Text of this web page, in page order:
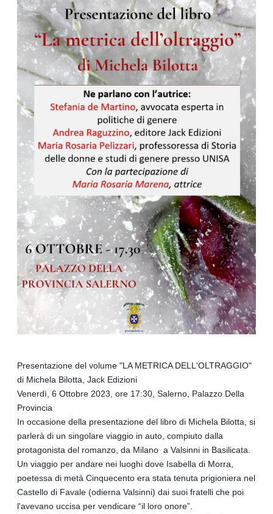
Presentazione del volume "LA METRICA DELL'OLTRAGGIO"
di Michela Bilotta, Jack Edizioni
Venerdì, 6 Ottobre 2023, ore 17:30, Salerno, Palazzo Della
Provincia
In occasione della presentazione del libro di Michela Bilotta, si
parlerà di un singolare viaggio in auto, compiuto dalla
protagonista del romanzo, da Milano a Valsinni in Basilicata.
Un viaggio per andare nei luoghi dove Isabella di Morra,
poetessa di metà Cinquecento era stata tenuta prigioniera nel
Castello di Favale (odierna Valsinni) dai suoi fratelli che poi
l'avevano uccisa per vendicare “il loro onore”.